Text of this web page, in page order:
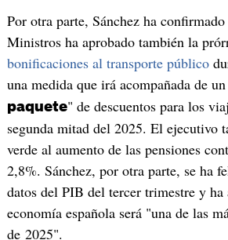
Por otra parte, Sánchez ha
Ministros ha aprobado también la
bonificaciones al transporte público
una medida que irá acompañada de
paquete" de descuentos para los
segunda mitad del 2025. El ejecutivo
verde al aumento de las pensiones
2,8%. Sánchez, por otra parte, se ha
datos del PIB del tercer trimestre y ha
economía española será "una de las
de 2025".